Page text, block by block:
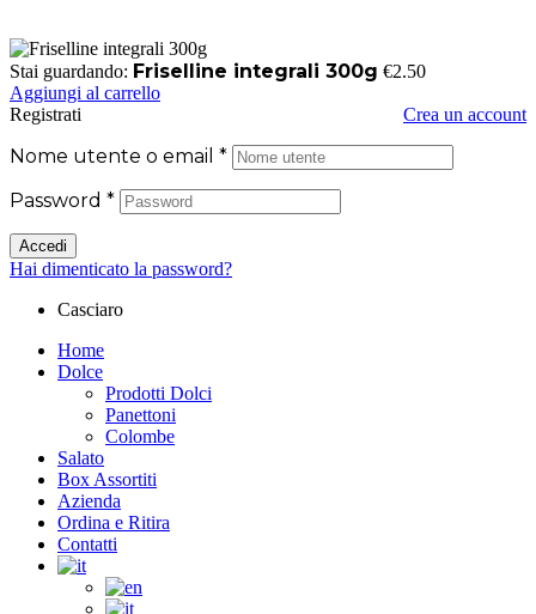
Stai guardando: Friselline integrali 300g €2.50
Aggiungi al carrello
Registrati
Crea un account
Nome utente o email *
Password *
Accedi
Hai dimenticato la password?
Casciaro
Home
Dolce
Prodotti Dolci
Panettoni
Colombe
Salato
Box Assortiti
Azienda
Ordina e Ritira
Contatti